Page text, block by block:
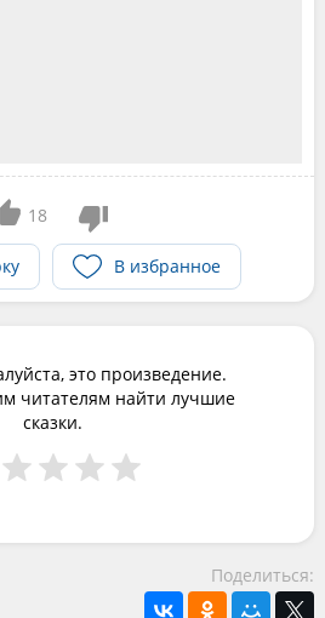
18
В избранное
это произведение.
читателям найти лучшие
сказки.
Поделиться: